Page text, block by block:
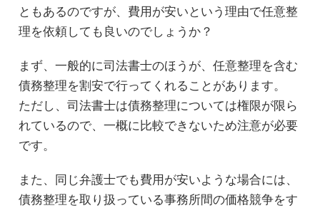
ともあるのですが、費用が安いという理由で任意整
理を依頼しても良いのでしょうか？
まず、一般的に司法書士のほうが、任意整理を含む
債務整理を割安で行ってくれることがあります。
ただし、司法書士は債務整理については権限が限ら
れているので、一概に比較できないため注意が必要
です。
また、同じ弁護士でも費用が安いような場合には、
債務整理を取り扱っている事務所間の価格競争をす